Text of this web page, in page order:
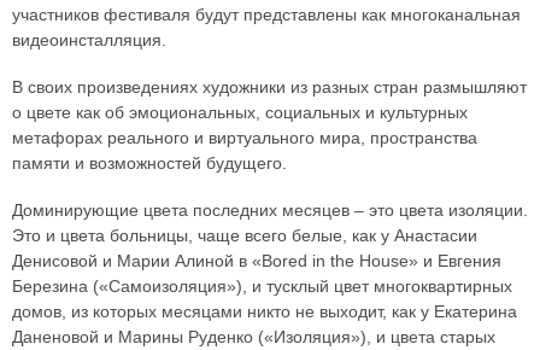
участников фестиваля будут представлены как многоканальная
видеоинсталляция.
В своих произведениях художники из разных стран размышляют
о цвете как об эмоциональных, социальных и культурных
метафорах реального и виртуального мира, пространства
памяти и возможностей будущего.
Доминирующие цвета последних месяцев – это цвета изоляции.
Это и цвета больницы, чаще всего белые, как у Анастасии
Денисовой и Марии Алиной в «Bored in the House» и Евгения
Березина («Самоизоляция»), и тусклый цвет многоквартирных
домов, из которых месяцами никто не выходит, как у Екатерина
Даненовой и Марины Руденко («Изоляция»), и цвета старых